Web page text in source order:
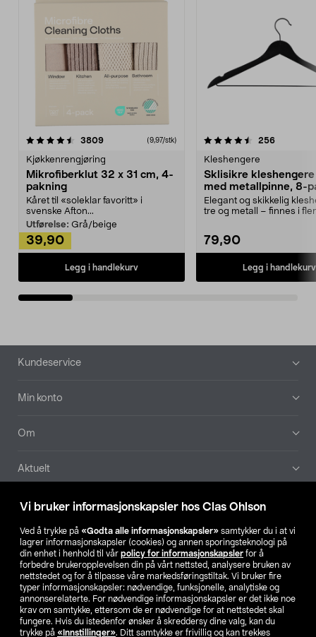
Vi bruker informasjonskapsler hos Clas Ohlson
Ved å trykke på «Godta alle informasjonskapsler» samtykker du i at vi
lagrer informasjonskapsler (cookies) og annen sporingsteknologi på
din enhet i henhold til vår policy for informasjonskapsler for å
forbedre brukeropplevelsen din på vårt nettsted, analysere bruken av
nettstedet og for å tilpasse våre markedsføringstiltak. Vi bruker fire
typer informasjonskapsler: nødvendige, funksjonelle, analytiske og
annonserelaterte. For nødvendige informasjonskapsler er det ikke noe
krav om samtykke, ettersom de er nødvendige for at nettstedet skal
fungere. Hvis du istedenfor ønsker å skreddersy dine valg, kan du
trykke på «Innstillinger». Ditt samtykke er frivillig og kan trekkes
3809anmeldelser(9,97/stk)
Kjøkkenrengjøring
Mikrofiberklut 32 x 31 cm, 4-
pakning
Kåret til «soleklar favoritt» i
svenske Afton...
Utførelse: Grå/beige
39,90
Legg i handlekurv
4.5av 5 stjerner 256
Kleshengere
Sklisikre
med metallpinne, 8-
Elegant og skikkelig
tre og metall – finnes i
79,90
Legg i handlekurv
4.5av 5 stjerner
Bunntekst
Kundeservice
Min konto
Om
Aktuelt
Våre selskaper
Finn din butikk
SE NO FI